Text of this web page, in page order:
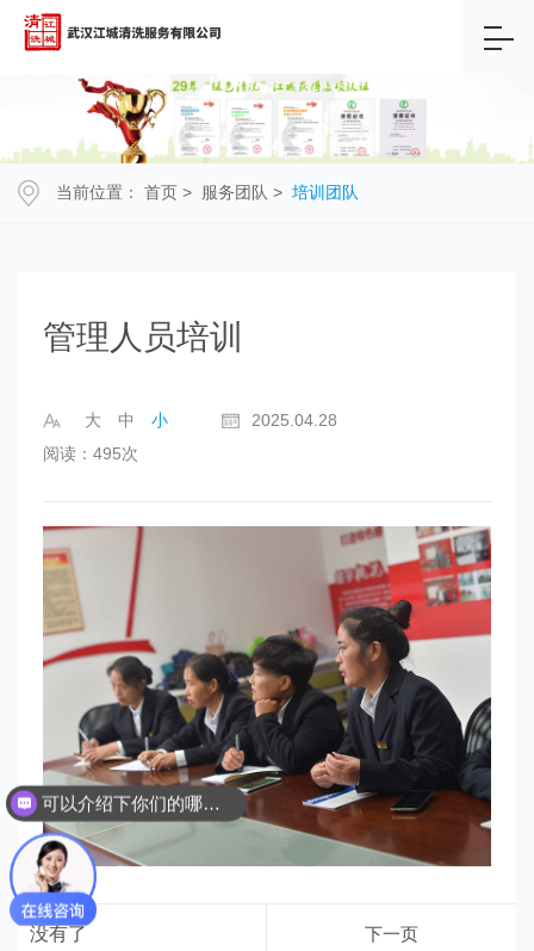
当前位置： 首页 > 服务团队 > 培训团队
管理人员培训
大 中 小
2025.04.28
阅读：495次
没有了 下一页
可以介绍下你们的哪些服务吗？